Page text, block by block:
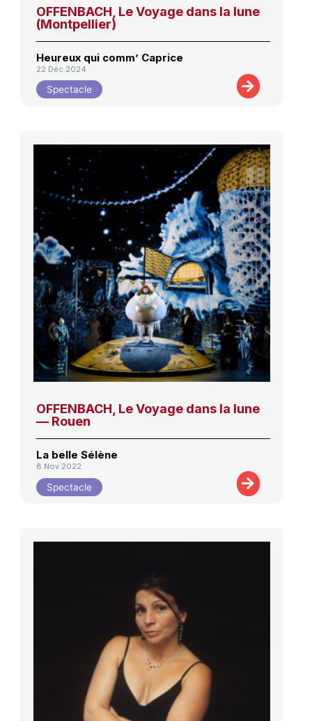
OFFENBACH, Le Voyage dans la lune
(Montpellier)
Heureux qui comm’ Caprice
22 Déc 2024
Spectacle
OFFENBACH, Le Voyage dans la lune
— Rouen
La belle Sélène
8 Nov 2022
Spectacle